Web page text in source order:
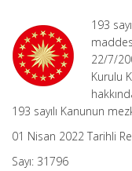
Tevkifat
Oranlarına
İlişkin
22/7/2006
Tarihli
2006/10731
Bakanlar
Kararının
193
22/7/
Kurulu
193 sayılı Kanunun
01 Nisan 2022 Tarihli
Sayı: 31796